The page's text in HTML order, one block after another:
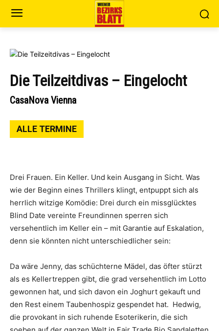
Die Teilzeitdivas – Eingelocht
CasaNova Vienna
ALLE TERMINE
Drei Frauen. Ein Keller. Und kein Ausgang in Sicht. Was
wie der Beginn eines Thrillers klingt, entpuppt sich als
herrlich witzige Komödie: Drei durch ein missglücktes
Blind Date vereinte Freundinnen sperren sich
versehentlich im Keller ein – mit Garantie auf Eskalation,
denn sie könnten nicht unterschiedlicher sein:
Da wäre Jenny, das schüchterne Mädel, das öfter stürzt
als es Kellertreppen gibt, die grad versehentlich im Lotto
gewonnen hat, und sich davon ein Joghurt gekauft und
den Rest einem Taubenhospiz gespendet hat. Hedwig,
die provokant in sich ruhende Esoterikerin, die sich